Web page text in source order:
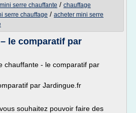
serre chauffante / chauffage
serre chauffage / acheter mini serre
le comparatif par
chauffante - le comparatif par
par Jardingue.fr
souhaitez pouvoir faire des